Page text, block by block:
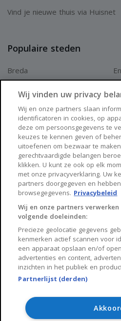
Vind je nieuwe thuis via Huisnet
Populaire steden
Breda
Arnhem
Huisnet
Over Huisnet
Algemene voorwaarden
Privacybeleid
Contact
Sitemap
Copyright 2026, Huisnet is
Algemene voorwaarden
Wij vinden uw privacy
Wij en onze partners slaan
identificatoren in cookies, op
deze om persoonsgegevens te
keuzes te kennen geven of
uitoefenen om bezwaar te
gerechtvaardigde belangen
klikken. U kunt ze ook op elk
met onze privacyverklaring. Uw
partners doorgegeven en
browsegegevens. Privacybeleid
Wij en onze partners
volgende doeleinden:
Precieze geolocatie gegevens
kenmerken actief scannen voor
een apparaat opslaan en/of
advertenties en content,
inzichten in het publiek en
Partnerlijst (derden)